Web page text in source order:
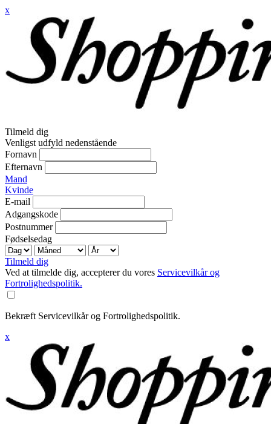
x
Tilmeld dig
Venligst udfyld nedenstående
Fornavn
Efternavn
Mand
Kvinde
E-mail
Adgangskode
Postnummer
Fødselsedag
Tilmeld dig
Ved at tilmelde dig, accepterer du vores Servicevilkår og
Fortrolighedspolitik.
Bekræft Servicevilkår og Fortrolighedspolitik.
x